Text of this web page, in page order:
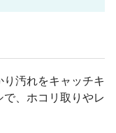
汚れをキャッチキ
、ホコリ取りやレ